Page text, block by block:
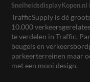
TrafficSupply is dé
10.000
te verdelen in Traffic,
beugels en
parkeerterreinen maar
met een mooi design.